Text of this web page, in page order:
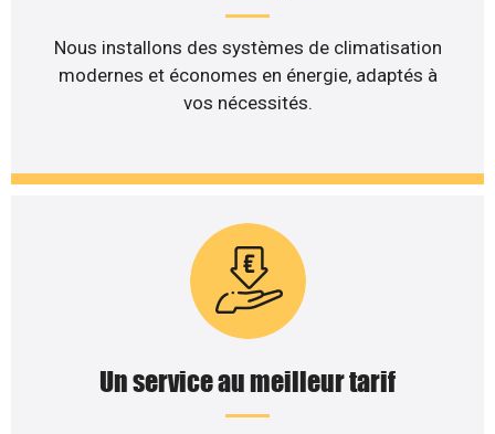
Nous installons des systèmes de climatisation
modernes et économes en énergie, adaptés à
vos nécessités.
Un service au meilleur tarif